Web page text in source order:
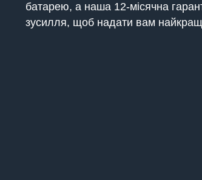
батарею, а наша 12-місячна
зусилля, щоб надати вам